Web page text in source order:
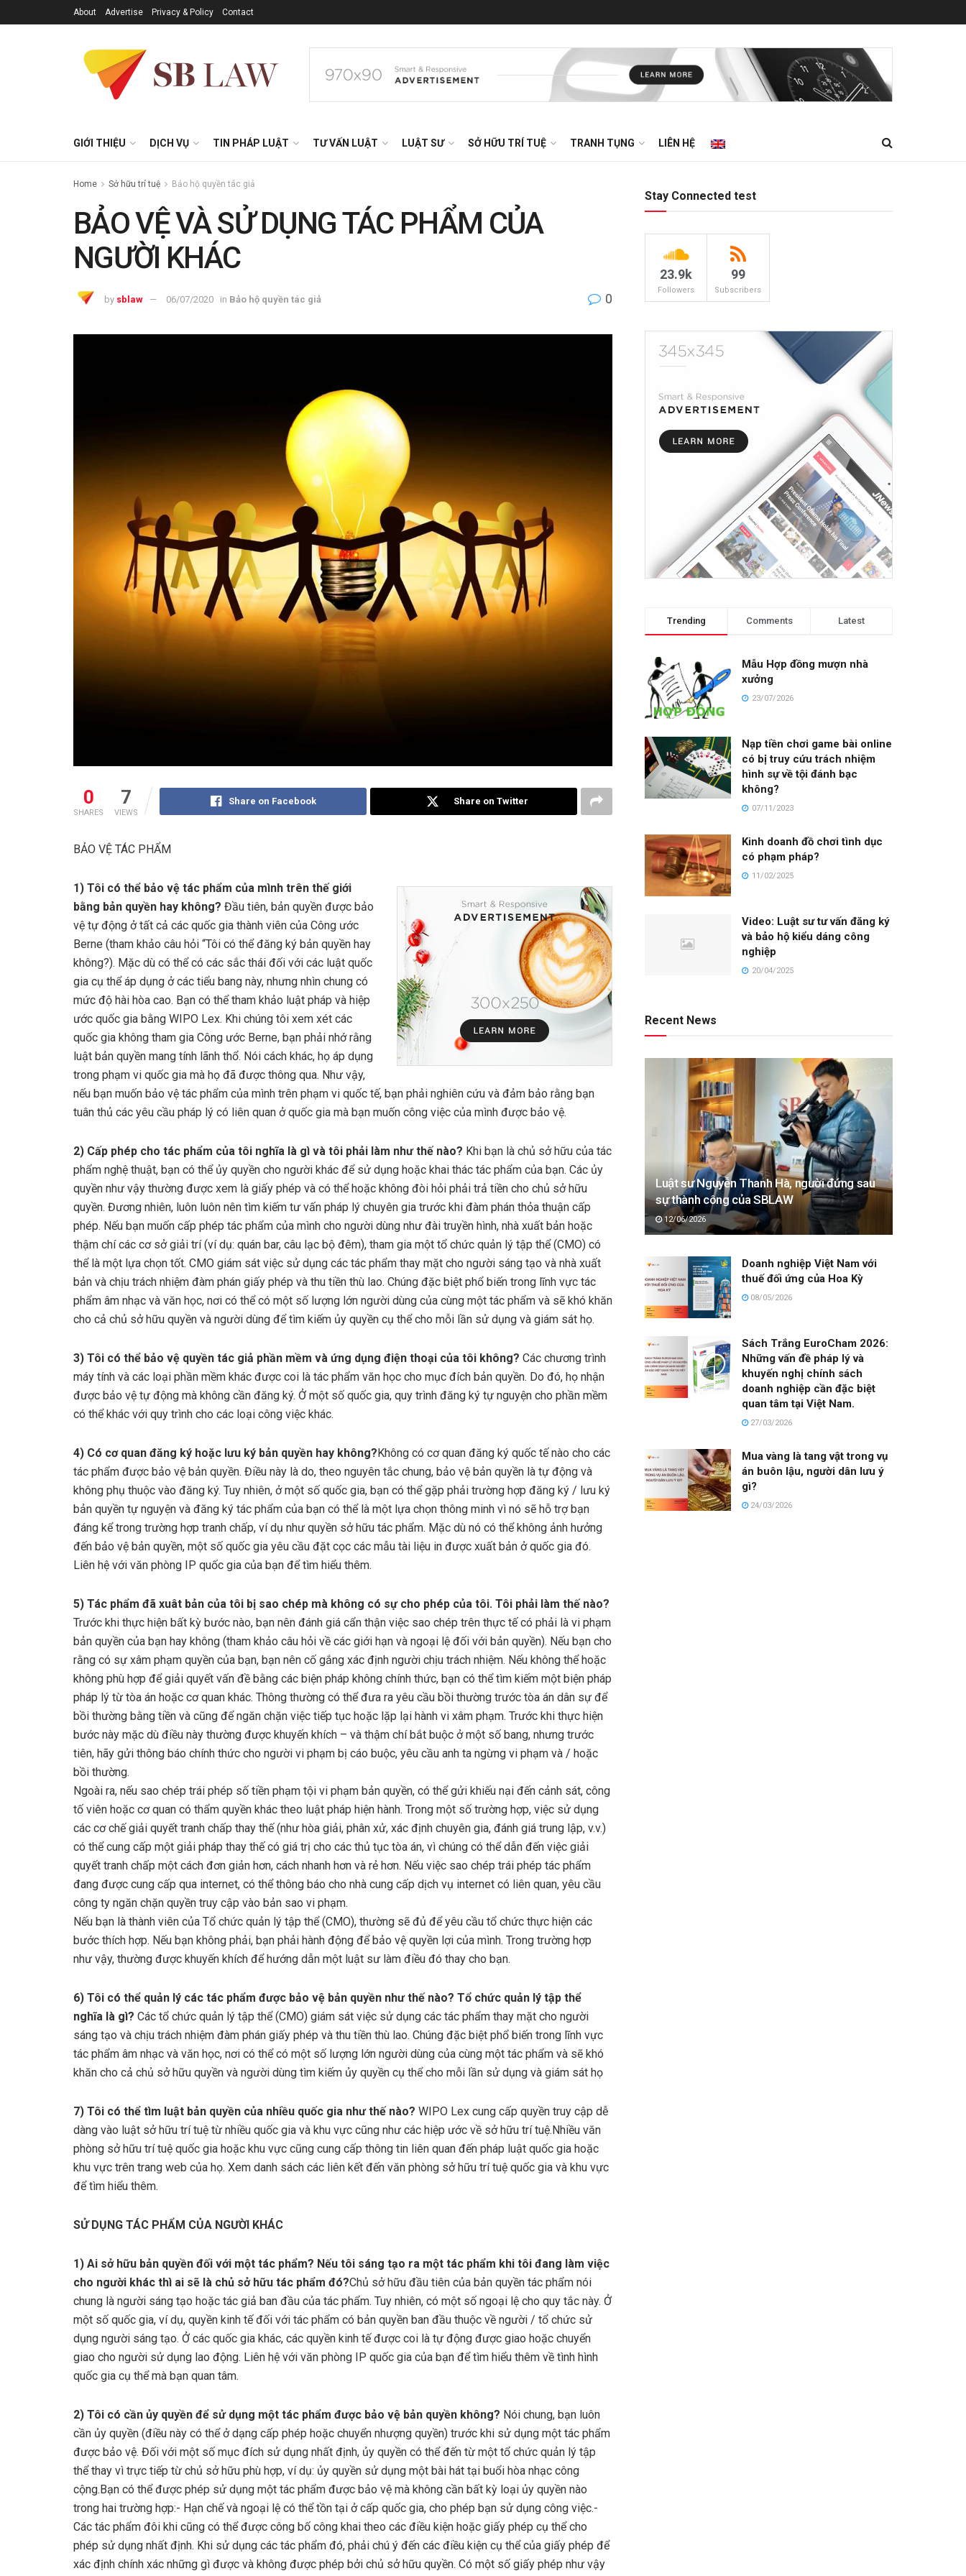
About Advertise Privacy & Policy Contact
GIỚI THIỆU DỊCH VỤ TIN PHÁP LUẬT TƯ VẤN LUẬT LUẬT SƯ SỞ HỮU TRÍ TUỆ TRANH TỤNG LIÊN HỆ
Home Sở hữu trí tuệ Bảo hộ quyền tác giả
BẢO VỆ VÀ SỬ DỤNG TÁC PHẨM CỦA
NGƯỜI KHÁC
by sblaw 06/07/2020 in Bảo hộ quyền tác giả 0
0
SHARES
7
VIEWS
Share on Facebook Share on Twitter
BẢO VỆ TÁC PHẨM
1) Tôi có thể bảo vệ tác phẩm của mình trên thế giới
bằng bản quyền hay không? Đầu tiên, bản quyền được bảo
vệ tự động ở tất cả các quốc gia thành viên của Công ước
Berne (tham khảo câu hỏi “Tôi có thể đăng ký bản quyền hay
không?). Mặc dù có thể có các sắc thái đối với các luật quốc
gia cụ thể áp dụng ở các tiểu bang này, nhưng nhìn chung có
mức độ hài hòa cao. Bạn có thể tham khảo luật pháp và hiệp
ước quốc gia bằng WIPO Lex. Khi chúng tôi xem xét các
quốc gia không tham gia Công ước Berne, bạn phải nhớ rằng
luật bản quyền mang tính lãnh thổ. Nói cách khác, họ áp dụng
trong phạm vi quốc gia mà họ đã được thông qua. Như vậy,
nếu bạn muốn bảo vệ tác phẩm của mình trên phạm vi quốc tế, bạn phải nghiên cứu và đảm bảo rằng bạn
tuân thủ các yêu cầu pháp lý có liên quan ở quốc gia mà bạn muốn công việc của mình được bảo vệ.
2) Cấp phép cho tác phẩm của tôi nghĩa là gì và tôi phải làm như thế nào? Khi bạn là chủ sở hữu của tác
phẩm nghệ thuật, bạn có thể ủy quyền cho người khác để sử dụng hoặc khai thác tác phẩm của bạn. Các ủy
quyền như vậy thường được xem là giấy phép và có thể hoặc không đòi hỏi phải trả tiền cho chủ sở hữu
quyền. Đương nhiên, luôn luôn nên tìm kiếm tư vấn pháp lý chuyên gia trước khi đàm phán thỏa thuận cấp
phép. Nếu bạn muốn cấp phép tác phẩm của mình cho người dùng như đài truyền hình, nhà xuất bản hoặc
thậm chí các cơ sở giải trí (ví dụ: quán bar, câu lạc bộ đêm), tham gia một tổ chức quản lý tập thể (CMO) có
thể là một lựa chọn tốt. CMO giám sát việc sử dụng các tác phẩm thay mặt cho người sáng tạo và nhà xuất
bản và chịu trách nhiệm đàm phán giấy phép và thu tiền thù lao. Chúng đặc biệt phổ biến trong lĩnh vực tác
phẩm âm nhạc và văn học, nơi có thể có một số lượng lớn người dùng của cùng một tác phẩm và sẽ khó khăn
cho cả chủ sở hữu quyền và người dùng để tìm kiếm ủy quyền cụ thể cho mỗi lần sử dụng và giám sát họ.
3) Tôi có thể bảo vệ quyền tác giả phần mềm và ứng dụng điện thoại của tôi không? Các chương trình
máy tính và các loại phần mềm khác được coi là tác phẩm văn học cho mục đích bản quyền. Do đó, họ nhận
được bảo vệ tự động mà không cần đăng ký. Ở một số quốc gia, quy trình đăng ký tự nguyện cho phần mềm
có thể khác với quy trình cho các loại công việc khác.
4) Có cơ quan đăng ký hoặc lưu ký bản quyền hay không?Không có cơ quan đăng ký quốc tế nào cho các
tác phẩm được bảo vệ bản quyền. Điều này là do, theo nguyên tắc chung, bảo vệ bản quyền là tự động và
không phụ thuộc vào đăng ký. Tuy nhiên, ở một số quốc gia, bạn có thể gặp phải trường hợp đăng ký / lưu ký
bản quyền tự nguyện và đăng ký tác phẩm của bạn có thể là một lựa chọn thông minh vì nó sẽ hỗ trợ bạn
đáng kể trong trường hợp tranh chấp, ví dụ như quyền sở hữu tác phẩm. Mặc dù nó có thể không ảnh hưởng
đến bảo vệ bản quyền, một số quốc gia yêu cầu đặt cọc các mẫu tài liệu in được xuất bản ở quốc gia đó.
Liên hệ với văn phòng IP quốc gia của bạn để tìm hiểu thêm.
5) Tác phẩm đã xuât bản của tôi bị sao chép mà không có sự cho phép của tôi. Tôi phải làm thế nào?
Trước khi thực hiện bất kỳ bước nào, bạn nên đánh giá cẩn thận việc sao chép trên thực tế có phải là vi phạm
bản quyền của bạn hay không (tham khảo câu hỏi về các giới hạn và ngoại lệ đối với bản quyền). Nếu bạn cho
rằng có sự xâm phạm quyền của bạn, bạn nên cố gắng xác định người chịu trách nhiệm. Nếu không thể hoặc
không phù hợp để giải quyết vấn đề bằng các biện pháp không chính thức, bạn có thể tìm kiếm một biện pháp
pháp lý từ tòa án hoặc cơ quan khác. Thông thường có thể đưa ra yêu cầu bồi thường trước tòa án dân sự để
bồi thường bằng tiền và cũng để ngăn chặn việc tiếp tục hoặc lặp lại hành vi xâm phạm. Trước khi thực hiện
bước này mặc dù điều này thường được khuyến khích – và thậm chí bắt buộc ở một số bang, nhưng trước
tiên, hãy gửi thông báo chính thức cho người vi phạm bị cáo buộc, yêu cầu anh ta ngừng vi phạm và / hoặc
bồi thường.
Ngoài ra, nếu sao chép trái phép số tiền phạm tội vi phạm bản quyền, có thể gửi khiếu nại đến cảnh sát, công
tố viên hoặc cơ quan có thẩm quyền khác theo luật pháp hiện hành. Trong một số trường hợp, việc sử dụng
các cơ chế giải quyết tranh chấp thay thế (như hòa giải, phân xử, xác định chuyên gia, đánh giá trung lập, v.v.)
có thể cung cấp một giải pháp thay thế có giá trị cho các thủ tục tòa án, vì chúng có thể dẫn đến việc giải
quyết tranh chấp một cách đơn giản hơn, cách nhanh hơn và rẻ hơn. Nếu việc sao chép trái phép tác phẩm
đang được cung cấp qua internet, có thể thông báo cho nhà cung cấp dịch vụ internet có liên quan, yêu cầu
công ty ngăn chặn quyền truy cập vào bản sao vi phạm.
Nếu bạn là thành viên của Tổ chức quản lý tập thể (CMO), thường sẽ đủ để yêu cầu tổ chức thực hiện các
bước thích hợp. Nếu bạn không phải, bạn phải hành động để bảo vệ quyền lợi của mình. Trong trường hợp
như vậy, thường được khuyến khích để hướng dẫn một luật sư làm điều đó thay cho bạn.
6) Tôi có thể quản lý các tác phẩm được bảo vệ bản quyền như thế nào? Tổ chức quản lý tập thể
nghĩa là gì? Các tổ chức quản lý tập thể (CMO) giám sát việc sử dụng các tác phẩm thay mặt cho người
sáng tạo và chịu trách nhiệm đàm phán giấy phép và thu tiền thù lao. Chúng đặc biệt phổ biến trong lĩnh vực
tác phẩm âm nhạc và văn học, nơi có thể có một số lượng lớn người dùng của cùng một tác phẩm và sẽ khó
khăn cho cả chủ sở hữu quyền và người dùng tìm kiếm ủy quyền cụ thể cho mỗi lần sử dụng và giám sát họ
7) Tôi có thể tìm luật bản quyền của nhiều quốc gia như thế nào? WIPO Lex cung cấp quyền truy cập dễ
dàng vào luật sở hữu trí tuệ từ nhiều quốc gia và khu vực cũng như các hiệp ước về sở hữu trí tuệ.Nhiều văn
phòng sở hữu trí tuệ quốc gia hoặc khu vực cũng cung cấp thông tin liên quan đến pháp luật quốc gia hoặc
khu vực trên trang web của họ. Xem danh sách các liên kết đến văn phòng sở hữu trí tuệ quốc gia và khu vực
để tìm hiểu thêm.
SỬ DỤNG TÁC PHẨM CỦA NGƯỜI KHÁC
1) Ai sở hữu bản quyền đối với một tác phẩm? Nếu tôi sáng tạo ra một tác phẩm khi tôi đang làm việc
cho người khác thì ai sẽ là chủ sở hữu tác phẩm đó?Chủ sở hữu đầu tiên của bản quyền tác phẩm nói
chung là người sáng tạo hoặc tác giả ban đầu của tác phẩm. Tuy nhiên, có một số ngoại lệ cho quy tắc này. Ở
một số quốc gia, ví dụ, quyền kinh tế đối với tác phẩm có bản quyền ban đầu thuộc về người / tổ chức sử
dụng người sáng tạo. Ở các quốc gia khác, các quyền kinh tế được coi là tự động được giao hoặc chuyển
giao cho người sử dụng lao động. Liên hệ với văn phòng IP quốc gia của bạn để tìm hiểu thêm về tình hình
quốc gia cụ thể mà bạn quan tâm.
2) Tôi có cần ủy quyền để sử dụng một tác phẩm được bảo vệ bản quyền không? Nói chung, bạn luôn
cần ủy quyền (điều này có thể ở dạng cấp phép hoặc chuyển nhượng quyền) trước khi sử dụng một tác phẩm
được bảo vệ. Đối với một số mục đích sử dụng nhất định, ủy quyền có thể đến từ một tổ chức quản lý tập
thể thay vì trực tiếp từ chủ sở hữu phù hợp, ví dụ: ủy quyền sử dụng một bài hát tại buổi hòa nhạc công
cộng.Bạn có thể được phép sử dụng một tác phẩm được bảo vệ mà không cần bất kỳ loại ủy quyền nào
trong hai trường hợp:- Hạn chế và ngoại lệ có thể tồn tại ở cấp quốc gia, cho phép bạn sử dụng công việc.-
Các tác phẩm đôi khi cũng có thể được công bố công khai theo các điều kiện hoặc giấy phép cụ thể cho
phép sử dụng nhất định. Khi sử dụng các tác phẩm đó, phải chú ý đến các điều kiện cụ thể của giấy phép để
xác định chính xác những gì được và không được phép bởi chủ sở hữu quyền. Có một số giấy phép như vậy
Stay Connected test
23.9k
Followers
99
Subscribers
Trending Comments Latest
Mẫu Hợp đồng mượn nhà
xưởng
23/07/2026
Nạp tiền chơi game bài online
có bị truy cứu trách nhiệm
hình sự về tội đánh bạc
không?
07/11/2023
Kinh doanh đồ chơi tình dục
có phạm pháp?
11/02/2025
Video: Luật sư tư vấn đăng ký
và bảo hộ kiểu dáng công
nghiệp
20/04/2025
Recent News
Luật sư Nguyễn Thanh Hà, người đứng sau
sự thành công của SBLAW
12/06/2026
Doanh nghiệp Việt Nam với
thuế đối ứng của Hoa Kỳ
08/05/2026
Sách Trắng EuroCham 2026:
Những vấn đề pháp lý và
khuyến nghị chính sách
doanh nghiệp cần đặc biệt
quan tâm tại Việt Nam.
27/03/2026
Mua vàng là tang vật trong vụ
án buôn lậu, người dân lưu ý
gì?
24/03/2026